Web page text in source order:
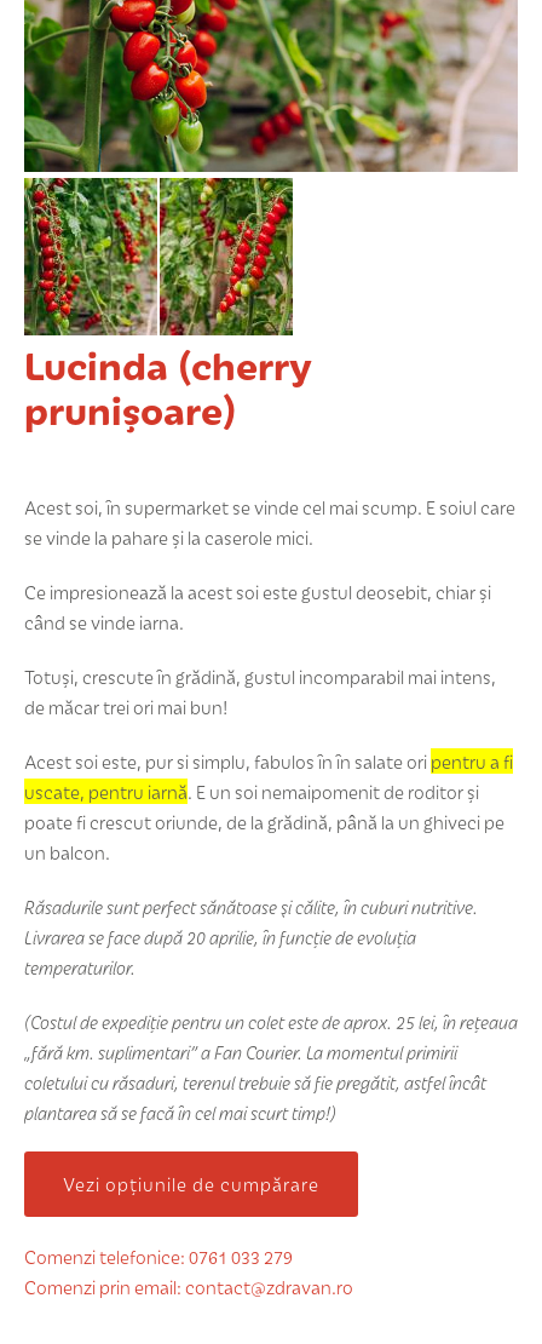
CONTUL MEU
WHISHLIST
Lucinda (cherry
prunișoare)
Acest soi, în supermarket se vinde cel mai scump. E soiul care
se vinde la pahare și la caserole mici.
Ce impresionează la acest soi este gustul deosebit, chiar și
când se vinde iarna.
Totuși, crescute în grădină, gustul incomparabil mai intens,
de măcar trei ori mai bun!
Acest soi este, pur si simplu, fabulos în în salate oripentru a fi
uscate, pentru iarnă. E un soi nemaipomenit de roditor și
poate fi crescut oriunde, de la grădină, până la un ghiveci pe
un balcon.
Răsadurile sunt perfect sănătoase şi călite, în cuburi nutritive.
Livrarea se face după 20 aprilie, în funcție de evoluția
temperaturilor.
(Costul de expediție pentru un colet este de aprox. 25 lei, în rețeaua
„fără km. suplimentari” a Fan Courier. La momentul primirii
coletului cu răsaduri, terenul trebuie să fie pregătit, astfel încât
plantarea să se facă în cel mai scurt timp!)
Vezi opțiunile de cumpărare
Comenzi telefonice: 0761 033 279
Comenzi prin email: contact@zdravan.ro